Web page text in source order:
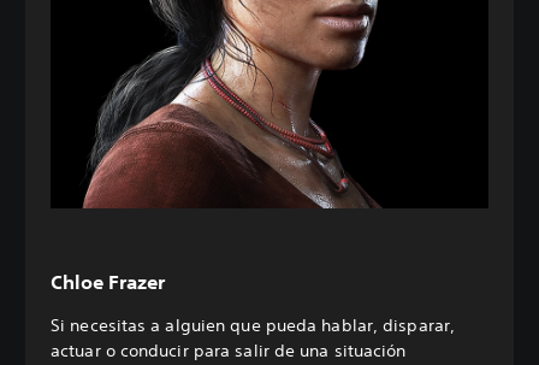
Chloe Frazer
Si necesitas a alguien que pueda hablar, disparar,
actuar o conducir para salir de una situación